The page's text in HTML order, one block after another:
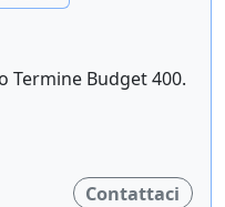
Termine Budget 400.
Contattaci